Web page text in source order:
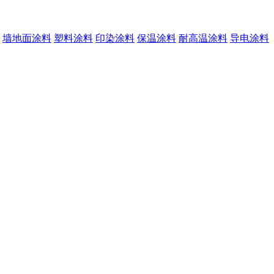
墙地面涂料 塑料涂料 印染涂料 保温涂料 耐高温涂料 导电涂料